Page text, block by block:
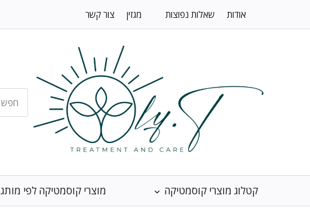
אודות שאלות נפוצות מגזין צור קשר
קטלוג מוצרי קוסמטיקה מוצרי קוסמטיקה לפי מותג